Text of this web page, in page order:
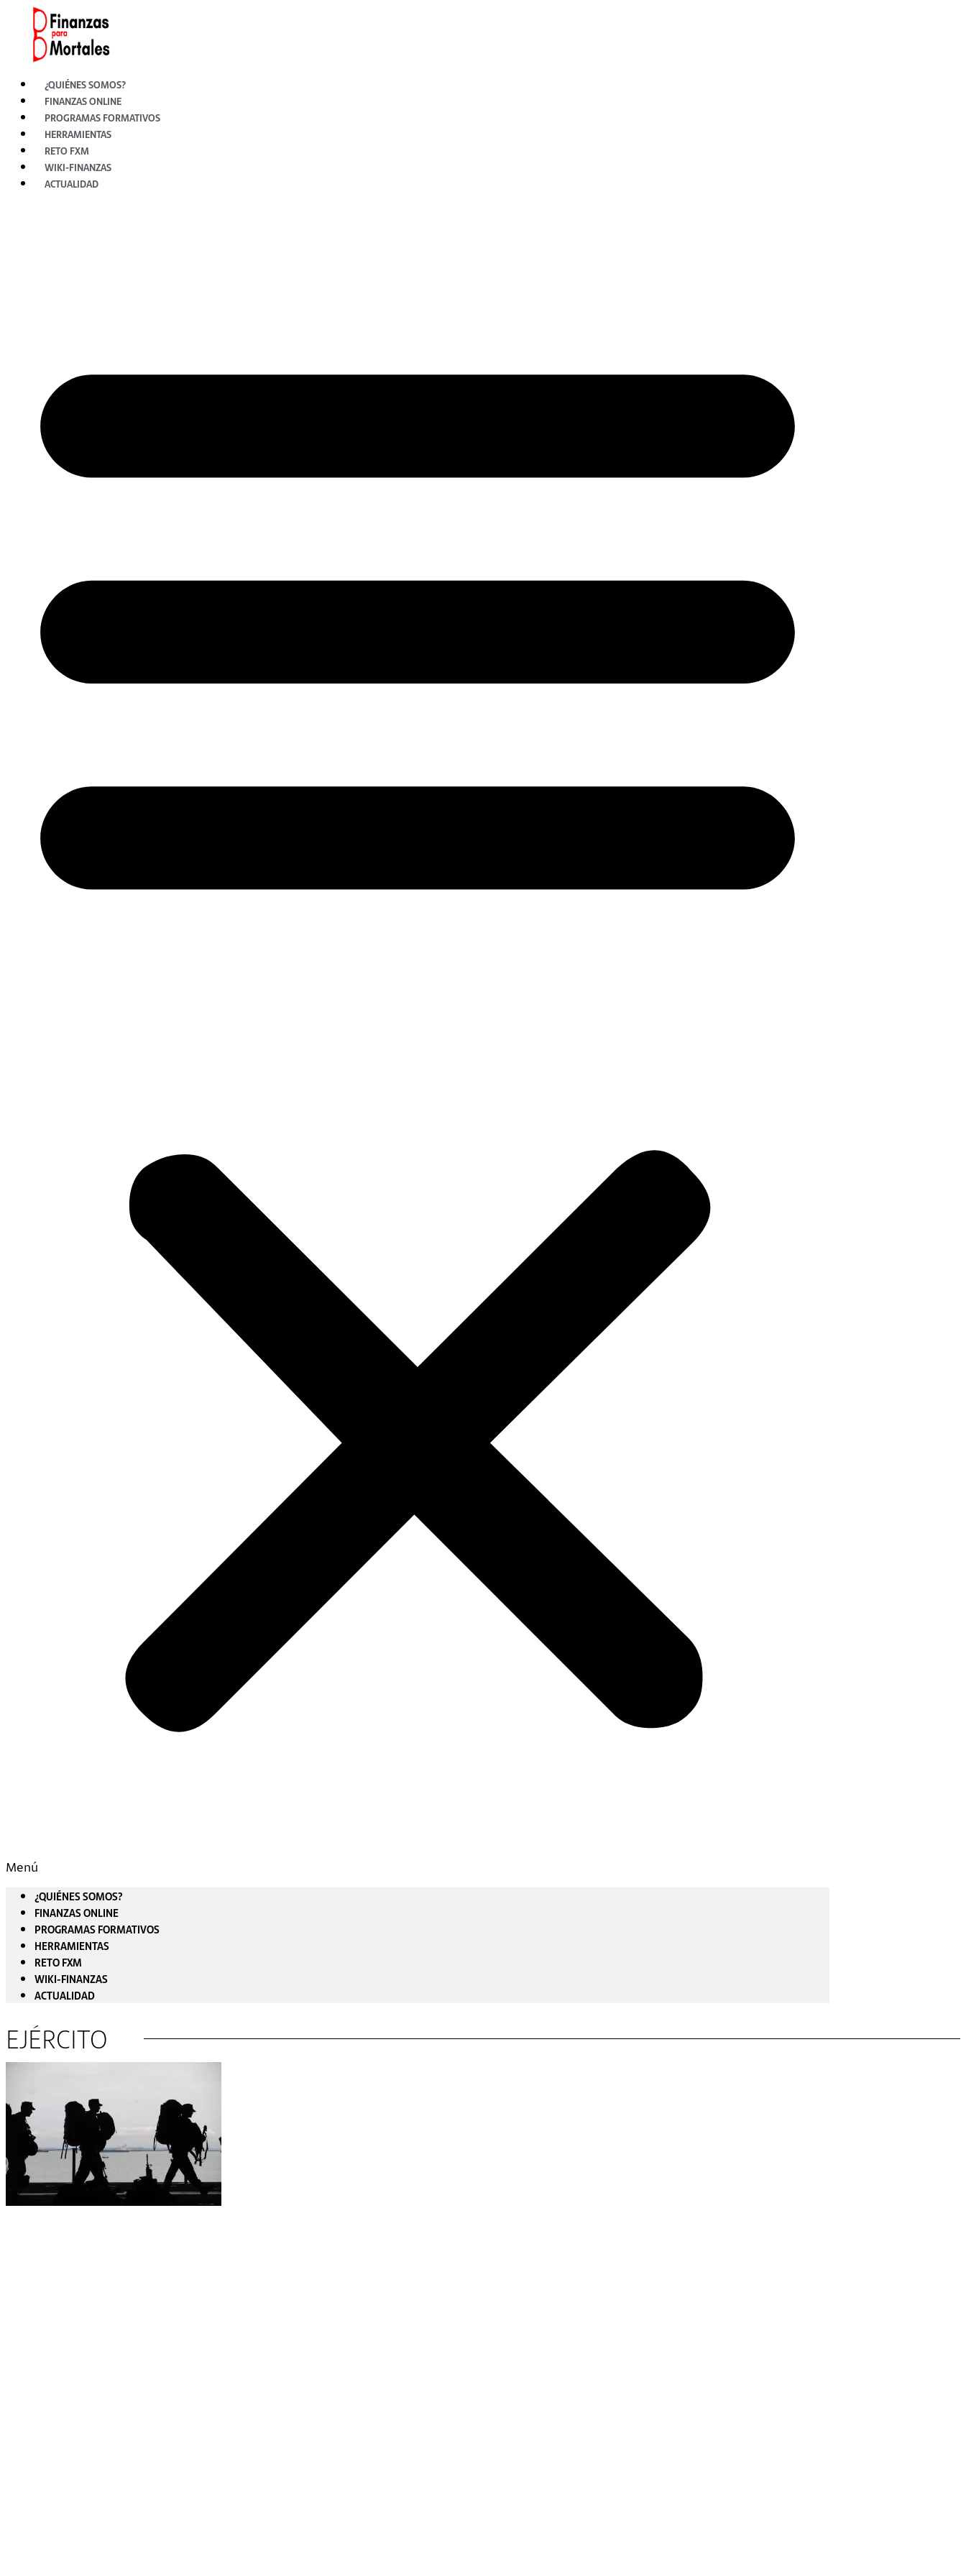
contenido
¿QUIÉNES SOMOS?
FINANZAS ONLINE
PROGRAMAS FORMATIVOS
HERRAMIENTAS
RETO FXM
WIKI-FINANZAS
ACTUALIDAD
Menú
¿QUIÉNES SOMOS?
FINANZAS ONLINE
PROGRAMAS FORMATIVOS
HERRAMIENTAS
RETO FXM
WIKI-FINANZAS
ACTUALIDAD
EJÉRCITO